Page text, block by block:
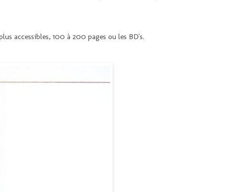
accessibles, 100 à 200 pages ou les BD's.